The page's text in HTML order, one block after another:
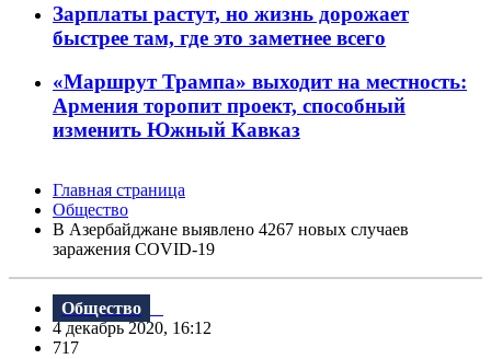
Зарплаты растут, но жизнь дорожает
быстрее там, где это заметнее всего
«Маршрут Трампа» выходит на местность:
Армения торопит проект, способный
изменить Южный Кавказ
Главная страница
Общество
В Азербайджане выявлено 4267 новых случаев
заражения COVID-19
Общество
4 декабрь 2020, 16:12
717